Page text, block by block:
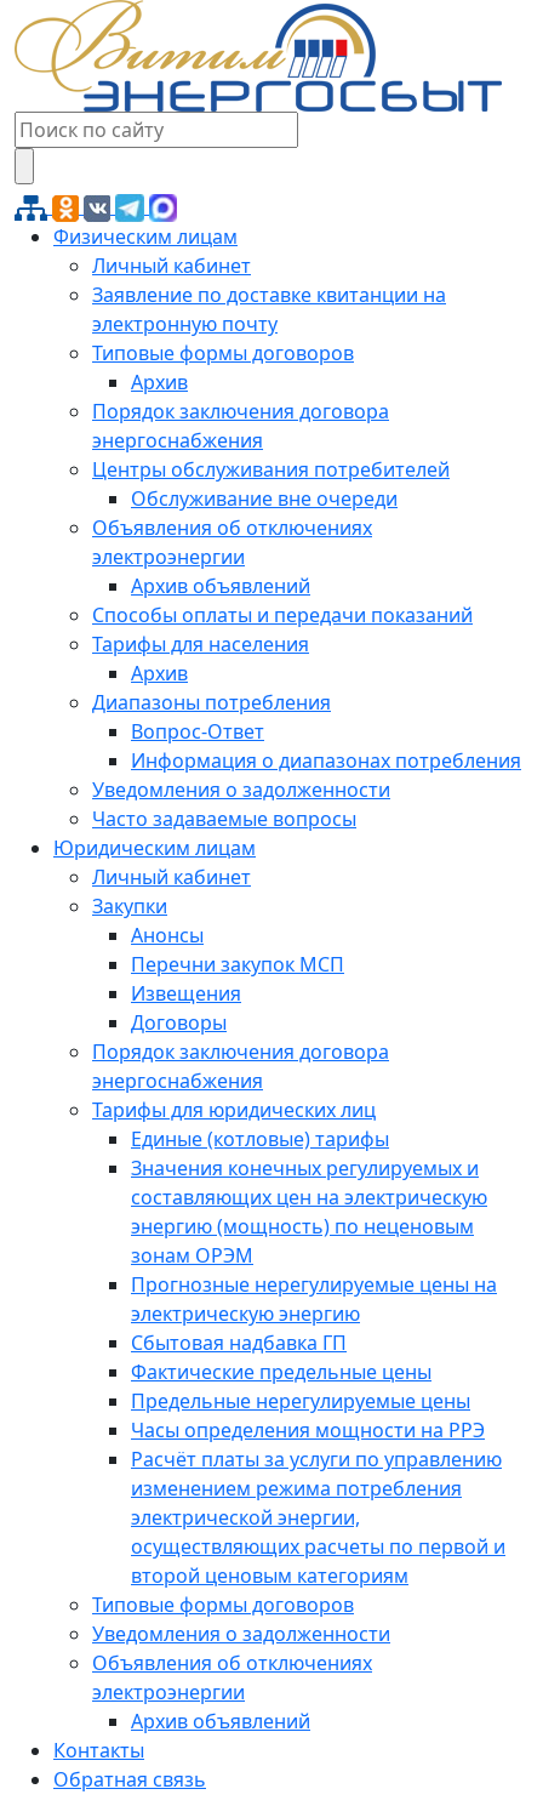
Физическим лицам
Личный кабинет
Заявление по доставке квитанции на
электронную почту
Типовые формы договоров
Архив
Порядок заключения договора
энергоснабжения
Центры обслуживания потребителей
Обслуживание вне очереди
Объявления об отключениях
электроэнергии
Архив объявлений
Способы оплаты и передачи показаний
Тарифы для населения
Архив
Диапазоны потребления
Вопрос-Ответ
Информация о диапазонах потребления
Уведомления о задолженности
Часто задаваемые вопросы
Юридическим лицам
Личный кабинет
Закупки
Анонсы
Перечни закупок МСП
Извещения
Договоры
Порядок заключения договора
энергоснабжения
Тарифы для юридических лиц
Единые (котловые) тарифы
Значения конечных регулируемых и
составляющих цен на электрическую
энергию (мощность) по неценовым
зонам ОРЭМ
Прогнозные нерегулируемые цены на
электрическую энергию
Сбытовая надбавка ГП
Фактические предельные цены
Предельные нерегулируемые цены
Часы определения мощности на РРЭ
Расчёт платы за услуги по управлению
изменением режима потребления
электрической энергии,
осуществляющих расчеты по первой и
второй ценовым категориям
Типовые формы договоров
Уведомления о задолженности
Объявления об отключениях
электроэнергии
Архив объявлений
Контакты
Обратная связь